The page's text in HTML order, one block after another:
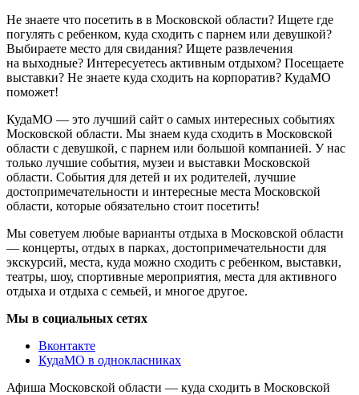
Не знаете что посетить в в Московской области? Ищете где
погулять с ребенком, куда сходить с парнем или девушкой?
Выбираете место для свидания? Ищете развлечения
на выходные? Интересуетесь активным отдыхом? Посещаете
выставки? Не знаете куда сходить на корпоратив? КудаМО
поможет!
КудаМО — это лучший сайт о самых интересных событиях
Московской области. Мы знаем куда сходить в Московской
области с девушкой, с парнем или большой компанией. У нас
только лучшие события, музеи и выставки Московской
области. События для детей и их родителей, лучшие
достопримечательности и интересные места Московской
области, которые обязательно стоит посетить!
Мы советуем любые варианты отдыха в Московской области
— концерты, отдых в парках, достопримечательности для
экскурсий, места, куда можно сходить с ребенком, выставки,
театры, шоу, спортивные мероприятия, места для активного
отдыха и отдыха с семьей, и многое другое.
Мы в социальных сетях
Вконтакте
КудаМО в однокласниках
Афиша Московской области — куда сходить в Московской